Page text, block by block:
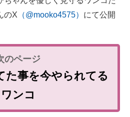
のX （@mooko4575） にて公開
た事を今やられてる
ワンコ